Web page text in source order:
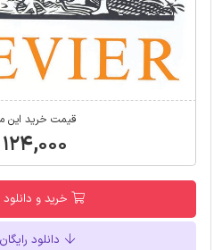
قیمت خرید
۱۲۴,۰۰۰
خرید و
دانلود